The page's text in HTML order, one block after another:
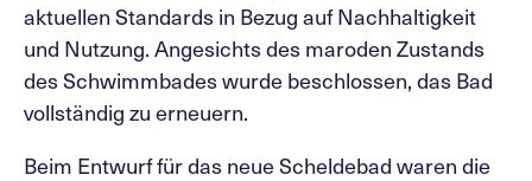
aktuellen Standards in Bezug auf Nachhaltigkeit
und Nutzung. Angesichts des maroden Zustands
des Schwimmbades wurde beschlossen, das Bad
vollständig zu erneuern.
Beim Entwurf für das neue Scheldebad waren die